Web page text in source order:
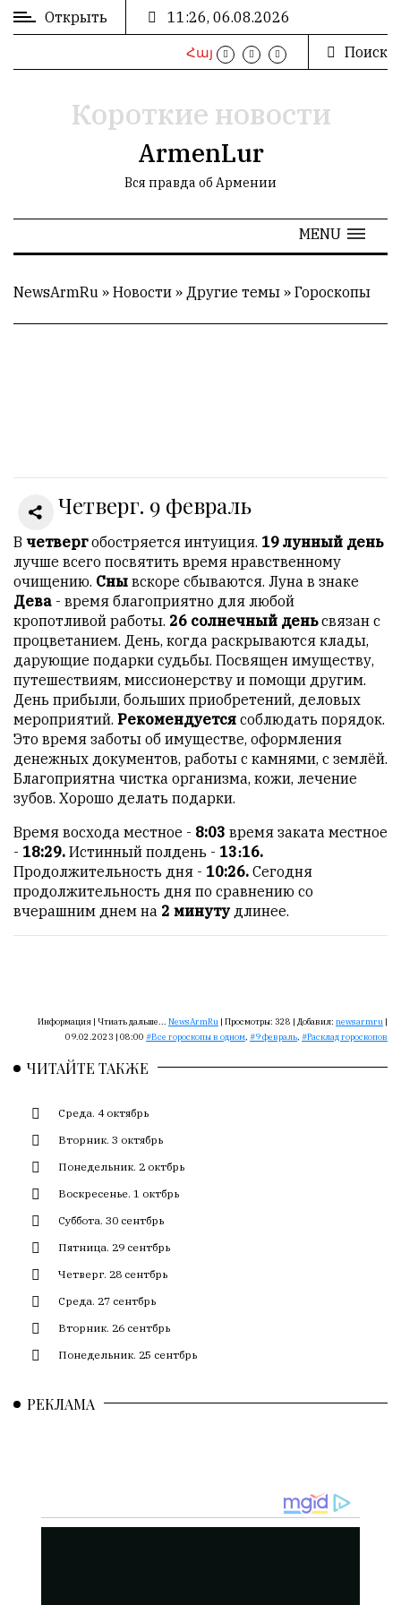
ВХОД
РЕГИСТРАЦИЯ
РЕКЛАМА
2
Гостей:
Пользователей:
1
newsarmru
НАШИ
ПРАВИЛА
Тонкие
материалы
для
независимо
мыслящих.
Сайт
обновляется
с
большим
трудом,
авторские
не
кромсает
не
искажает
Мнение
не
является
обязательным
публикации.
если
Открыть 11:26, 06.08.2026
Հայ Поиск
Короткие новости
ArmenLur
Вся правда об Армении
MENU
NewsArmRu » Новости » Другие темы » Гороскопы
Четверг. 9 февраль
В четвергобостряется интуиция. 19 лунный день
лучше всего посвятить время нравственному
очищению. Сны вскоре сбываются. Луна в знаке
Дева - время благоприятно для любой
кропотливой работы. 26 солнечный деньсвязан с
процветанием. День, когда раскрываются клады,
дарующие подарки судьбы. Посвящен имуществу,
путешествиям, миссионерству и помощи другим.
День прибыли, больших приобретений, деловых
мероприятий. Рекомендуется соблюдать порядок.
Это время заботы об имуществе, оформления
денежных документов, работы с камнями, с землёй.
Благоприятна чистка организма, кожи, лечение
зубов. Хорошо делать подарки.
Время восхода местное - 8:03 время заката местное
- 18:29. Истинный полдень - 13։16.
Продолжительность дня - 10:26. Сегодня
продолжительность дня по сравнению со
вчерашним днем на 2 минутудлинее.
Информация | Чтиать дальше... NewsArmRu | Просмотры: 328 | Добавил: newsarmru |
09.02.2023 | 08:00
Все гороскопы в одном, 9 февраль, Расклад гороскопов
ЧИТАЙТЕ ТАКЖЕ
Среда. 4 октябрь
Вторник. 3 октябрь
Понедельник. 2 октбрь
Воскресенье. 1 октбрь
Суббота. 30 сентбрь
Пятница. 29 сентбрь
Четверг. 28 сентбрь
Среда. 27 сентбрь
Вторник. 26 сентбрь
Понедельник. 25 сентбрь
РЕКЛАМА